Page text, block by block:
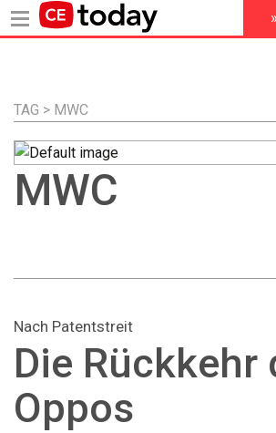
Inhalt
MENU
TAG > MWC
MWC
Nach Patentstreit
Die Rückkehr
Oppos